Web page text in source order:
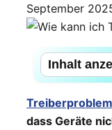
September
Inhalt
dass Geräte